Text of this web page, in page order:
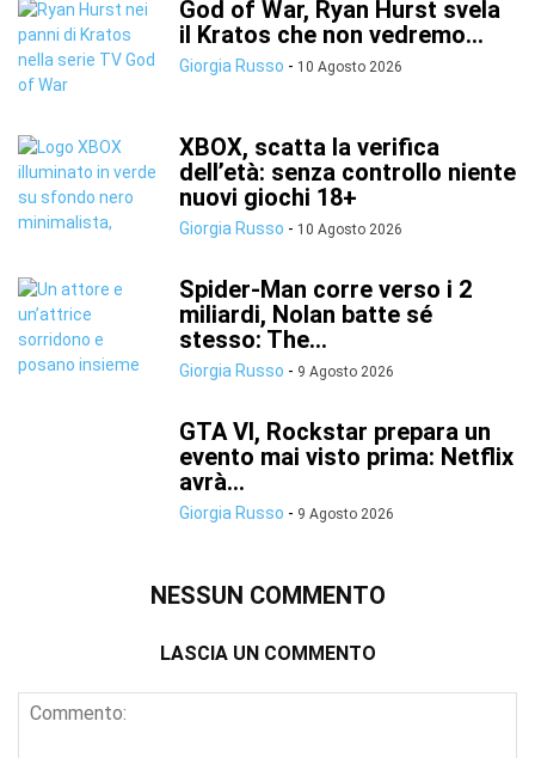
God of War, Ryan Hurst svela
il Kratos che non vedremo...
Giorgia Russo - 10 Agosto 2026
XBOX, scatta la verifica
dell’età: senza controllo niente
nuovi giochi 18+
Giorgia Russo - 10 Agosto 2026
Spider-Man corre verso i 2
miliardi, Nolan batte sé
stesso: The...
Giorgia Russo - 9 Agosto 2026
GTA VI, Rockstar prepara un
evento mai visto prima: Netflix
avrà...
Giorgia Russo - 9 Agosto 2026
NESSUN COMMENTO
LASCIA UN COMMENTO